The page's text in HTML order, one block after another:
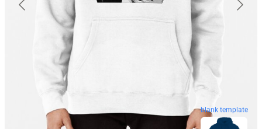
blank template